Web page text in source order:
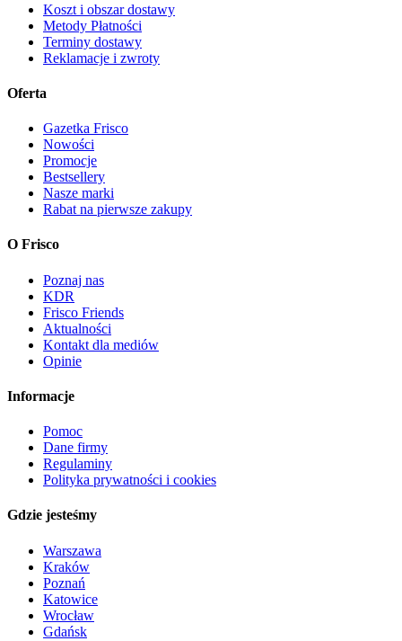
Koszt i obszar dostawy
Metody Płatności
Terminy dostawy
Reklamacje i zwroty
Oferta
Gazetka Frisco
Nowości
Promocje
Bestsellery
Nasze marki
Rabat na pierwsze zakupy
O Frisco
Poznaj nas
KDR
Frisco Friends
Aktualności
Kontakt dla mediów
Opinie
Informacje
Pomoc
Dane firmy
Regulaminy
Polityka prywatności i cookies
Gdzie jesteśmy
Warszawa
Kraków
Poznań
Katowice
Wrocław
Gdańsk